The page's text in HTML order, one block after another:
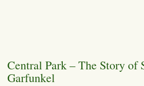
Central Park – The Story of
Garfunkel